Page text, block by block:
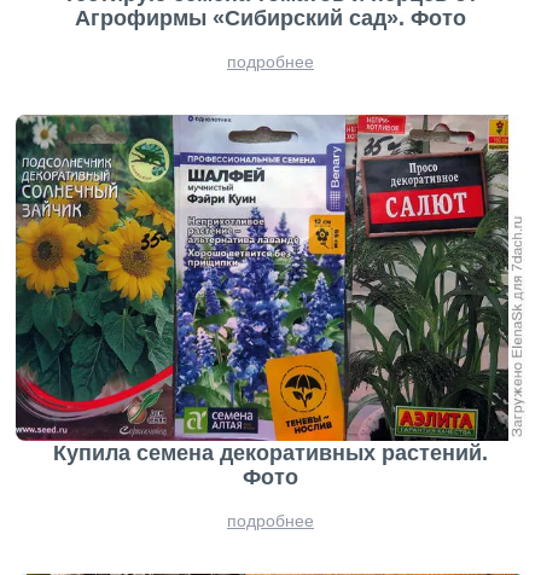
Агрофирмы «Сибирский сад». Фото
подробнее
Купила семена декоративных растений.
Фото
подробнее